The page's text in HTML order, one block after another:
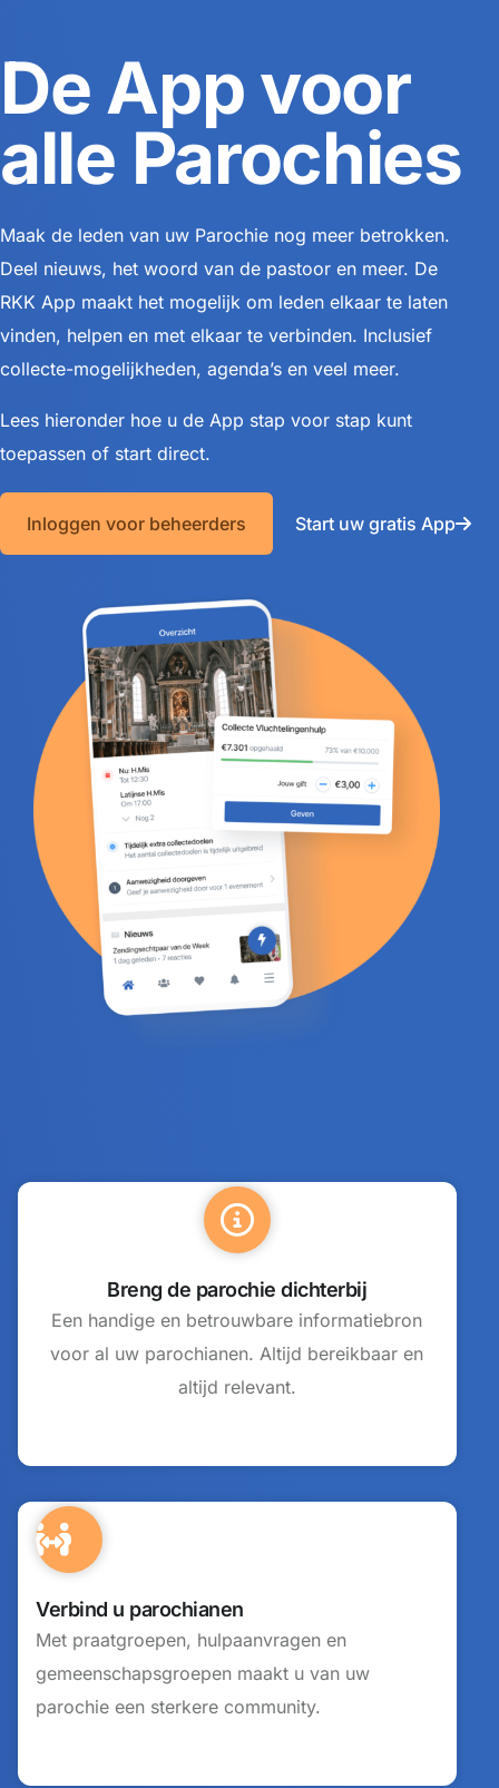
De App voor
alle Parochies
Maak de leden van uw Parochie nog meer betrokken.
Deel nieuws, het woord van de pastoor en meer. De
RKK App maakt het mogelijk om leden elkaar te laten
vinden, helpen en met elkaar te verbinden. Inclusief
collecte-mogelijkheden, agenda’s en veel meer.
Lees hieronder hoe u de App stap voor stap kunt
toepassen of start direct.
Inloggen voor beheerders Start uw gratis App
Breng de parochie dichterbij
Een handige en betrouwbare informatiebron
voor al uw parochianen. Altijd bereikbaar en
altijd relevant.
Verbind u parochianen
Met praatgroepen, hulpaanvragen en
gemeenschapsgroepen maakt u van uw
parochie een sterkere community.